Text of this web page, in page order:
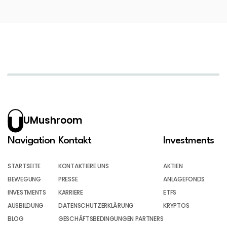
UMushroom
Navigation
STARTSEITE
BEWEGUNG
INVESTMENTS
AUSBILDUNG
BLOG
Kontakt
KONTAKTIERE UNS
PRESSE
KARRIERE
DATENSCHUTZERKLÄRUNG
GESCHÄFTSBEDINGUNGEN PARTNERS
Investments
AKTIEN
ANLAGEFONDS
ETFS
KRYPTOS